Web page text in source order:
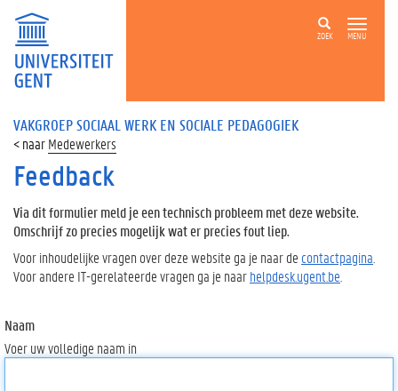
ZOEK MENU
VAKGROEP SOCIAAL WERK EN SOCIALE PEDAGOGIEK
Medewerkers
Feedback
Via dit formulier meld je een technisch probleem met deze website.
Omschrijf zo precies mogelijk wat er precies fout liep.
Voor inhoudelijke vragen over deze website ga je naar de contactpagina
Voor andere IT-gerelateerde vragen ga je naarhelpdesk.ugent.be
Naam
Voer uw volledige naam in